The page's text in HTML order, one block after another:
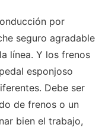
por
seguro agradable
línea. Y los frenos
esponjoso
Debe ser
de frenos o un
bien el trabajo,